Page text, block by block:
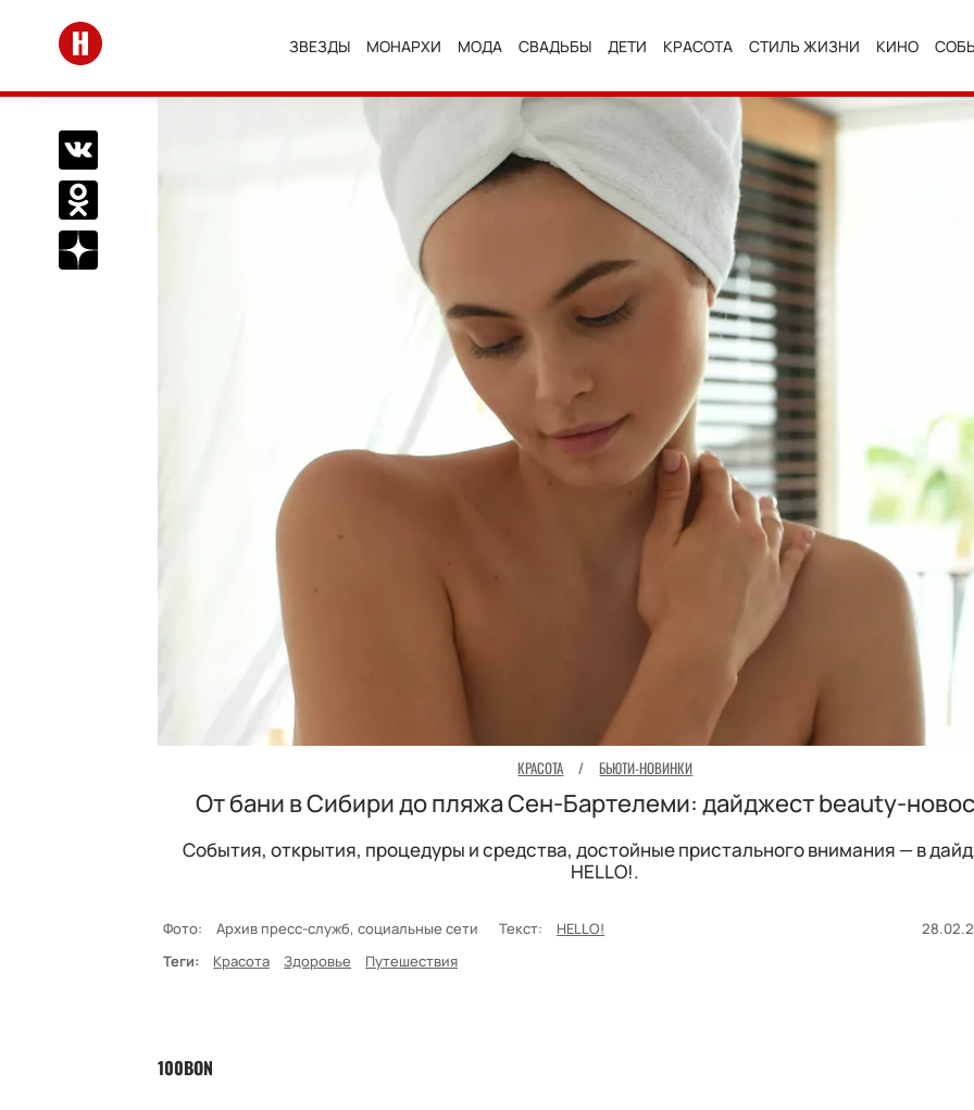
Перейти на главную
ЗВЕЗДЫ МОНАРХИ МОДА СВАДЬБЫ ДЕТИ КРАСОТА СТИЛЬ ЖИЗНИ КИНО
Поделиться Вконтакте
Поделиться в Одноклассниках
Подписаться на нас в Дзен
КРАСОТА / БЬЮТИ-НОВИНКИ
От бани в Сибири до пляжа Сен-Бартелеми: дайджест beauty-
События, открытия, процедуры и средства, достойные пристального внимания — в
HELLO!.
Фото: Архив пресс-служб, социальные сети Текст: HELLO!
Теги:
Красота Здоровье Путешествия
100BON